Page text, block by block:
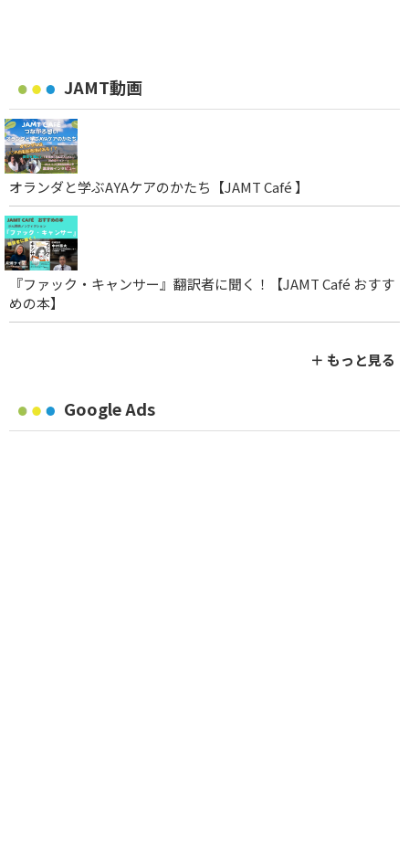
JAMT動画
オランダと学ぶAYAケアのかたち【JAMT Café 】
『ファック・キャンサー』翻訳者に聞く！【JAMT Café おすす
めの本】
＋ もっと見る
Google Ads